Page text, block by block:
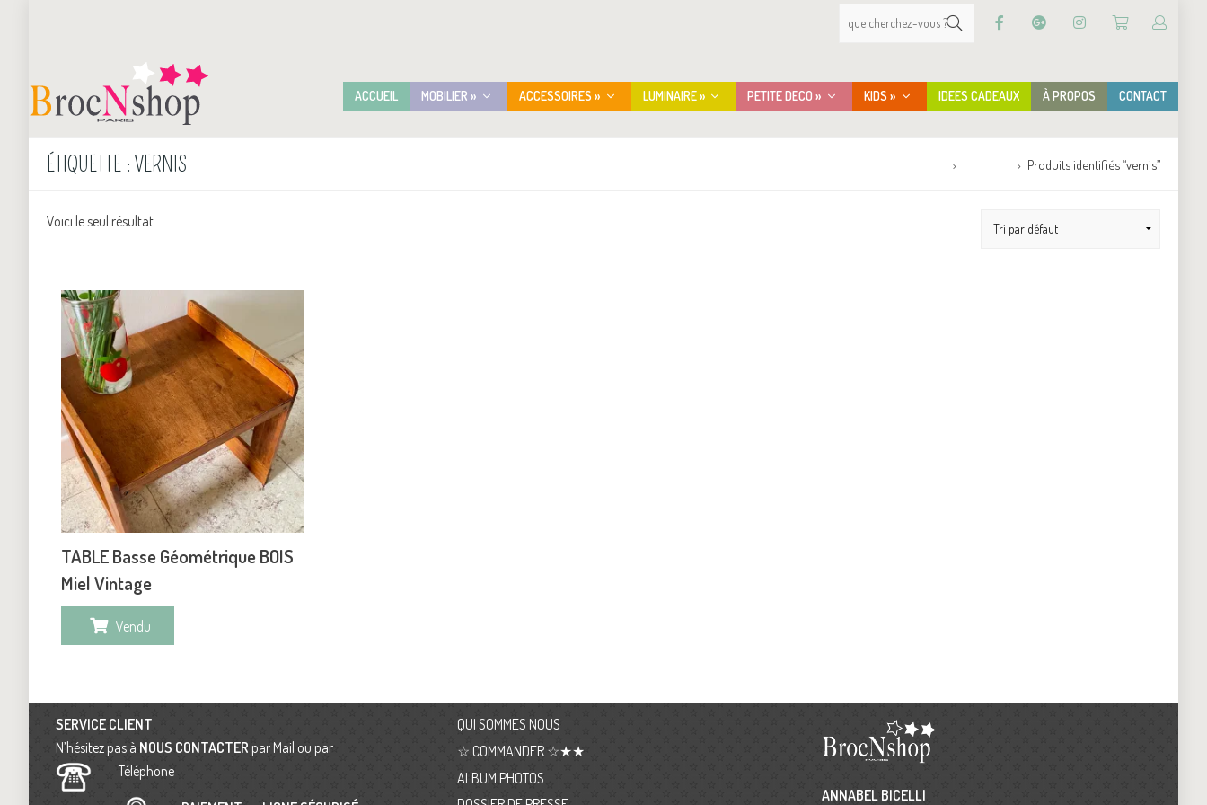
ACCUEIL MOBILIER » ACCESSOIRES » LUMINAIRE » PETITE DECO » KIDS » IDEES CADEAUX À PROPOS CONTACT
ÉTIQUETTE : VERNIS Produits identifiés “vernis”
Voici le seul résultat
TABLE Basse Géométrique BOIS
Miel Vintage
Vendu
SERVICE CLIENT
N’hésitez pas à NOUS CONTACTER par Mail ou par
Téléphone
QUI SOMMES NOUS
☆ COMMANDER ☆★★
ALBUM PHOTOS
ANNABEL BICELLI